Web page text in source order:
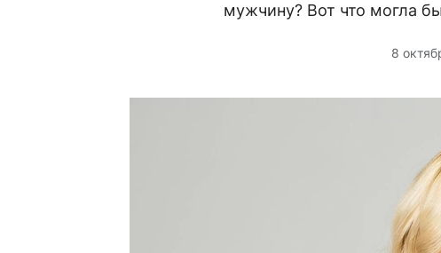
мужчину? Вот что могла
8